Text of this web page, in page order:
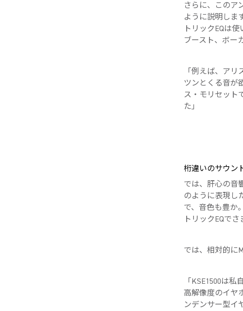
さらに、このア
ように説明しま
トリックEQは
ブースト、ボー
「例えば、ア
ツンとくる音が
ス・モリセット
た」
桁違いのサウン
では、肝心の音
のように表現し
で、音色も豊か
トリックEQで
では、相対的に
「KSE1500は
高解像度のイヤ
ンデンサー型イ